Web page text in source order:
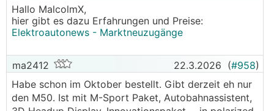
Hallo MalcolmX,
hier gibt es dazu Erfahrungen und Preise:
Elektroautonews - Marktneuzugänge
ma2412 22.3.2026 (#958)
Habe schon im Oktober bestellt. Gibt derzeit eh nur
den M50. Ist mit M-Sport Paket, Autobahnassistent,